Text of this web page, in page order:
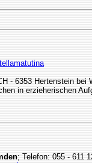
- 6353 Hertenstein bei
in erzieherischen
; Telefon: 055 - 611